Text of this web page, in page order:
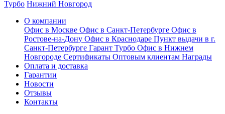
Турбо Нижний Новгород
О компании
Офис в Москве Офис в Санкт-Петербурге Офис в
Ростове-на-Дону Офис в Краснодаре Пункт выдачи в г.
Санкт-Петербурге Гарант Турбо Офис в Нижнем
Новгороде Сертификаты Оптовым клиентам Награды
Оплата и доставка
Гарантии
Новости
Отзывы
Контакты